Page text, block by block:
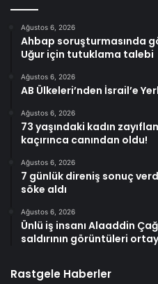
Ağustos 6, 2026
Ahbap soruşturmasında
Uğur için tutuklama talebi
Ağustos 6, 2026
AB Ülkeleri’nden İsrail’e
Ağustos 6, 2026
73 yaşındaki kadın
kaçırınca canından oldu!
Ağustos 6, 2026
7 günlük direniş sonuç
söke aldı
Ağustos 6, 2026
Ünlü iş insanı Alaaddin
saldırının görüntüleri
Rastgele Haberler